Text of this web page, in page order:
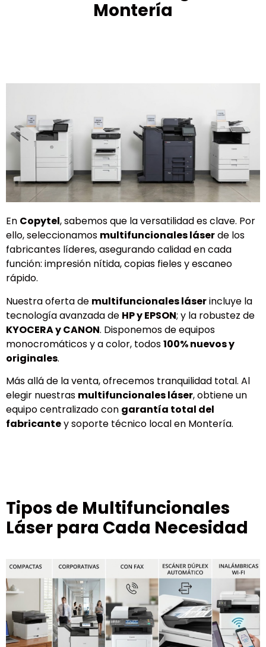
Montería
En Copytel, sabemos que la versatilidad es clave. Por
ello, seleccionamos multifuncionales láserde los
fabricantes líderes, asegurando calidad en cada
función: impresión nítida, copias fieles y escaneo
rápido.
Nuestra oferta de multifuncionales láserincluye la
tecnología avanzada de HP y EPSON; y la robustez de
KYOCERA y CANON. Disponemos de equipos
monocromáticos y a color, todos100% nuevos y
originales.
Más allá de la venta, ofrecemos tranquilidad total. Al
elegir nuestras multifuncionales láser, obtiene un
equipo centralizado con garantía total del
fabricantey soporte técnico local en Montería.
Tipos de Multifuncionales
Láser para Cada Necesidad